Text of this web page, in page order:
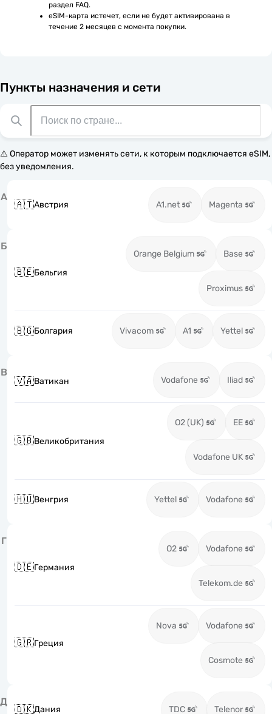
раздел FAQ.
eSIM-карта истечет, если не будет активирована в
течение 2 месяцев с момента покупки.
Пункты назначения и сети
⚠️ Оператор может изменять сети, к которым подключается eSIM,
без уведомления.
А
🇦🇹Австрия A1.net Magenta
Б
🇧🇪Бельгия
Orange Belgium Base
Proximus
🇧🇬Болгария Vivacom A1 Yettel
В
🇻🇦Ватикан Vodafone Iliad
🇬🇧Великобритания
O2 (UK) EE
Vodafone UK
🇭🇺Венгрия Yettel Vodafone
Г
🇩🇪Германия
O2 Vodafone
Telekom.de
🇬🇷Греция
Nova Vodafone
Cosmote
Д
🇩🇰Дания TDC Telenor